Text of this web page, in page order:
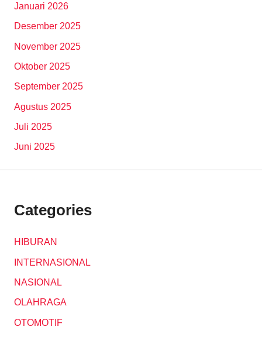
Januari 2026
Desember 2025
November 2025
Oktober 2025
September 2025
Agustus 2025
Juli 2025
Juni 2025
Categories
HIBURAN
INTERNASIONAL
NASIONAL
OLAHRAGA
OTOMOTIF